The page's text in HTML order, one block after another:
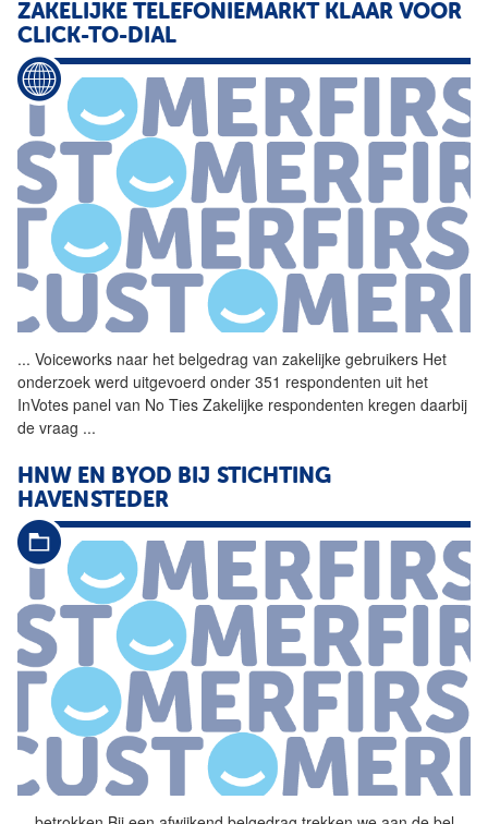
ZAKELIJKE TELEFONIEMARKT KLAAR VOOR
CLICK-TO-DIAL
... Voiceworks naar het belgedrag van zakelijke gebruikers Het
onderzoek werd uitgevoerd onder 351 respondenten uit het
InVotes panel van No Ties Zakelijke respondenten kregen daarbij
de vraag ...
HNW EN BYOD BIJ STICHTING
HAVENSTEDER